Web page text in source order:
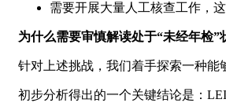
需要开展大量人工核查工作，
为什么需要审慎解读处于“未经年检”
针对上述挑战，我们着手探索一种能
初步分析得出的一个关键结论是：